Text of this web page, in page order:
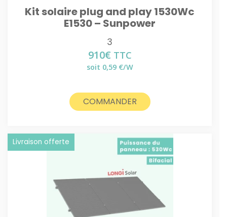
Kit solaire plug and play 1530Wc
E1530 – Sunpower
3
910€ TTC
soit 0,59 €/W
COMMANDER
Livraison offerte